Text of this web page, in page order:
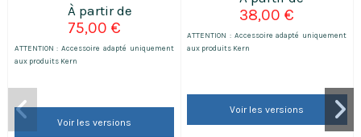
75,00 €
ATTENTION : Accessoire adapté uniquement
aux produits Kern
Voir les versions
38,00 €
ATTENTION : Accessoire adapté uniquement
aux produits Kern
Voir les versions